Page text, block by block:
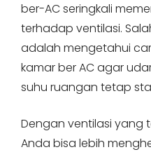
ber-AC seringkali
terhadap ventilasi.
adalah mengetahui
kamar ber AC agar
suhu ruangan tetap
Dengan ventilasi yang
Anda bisa lebih